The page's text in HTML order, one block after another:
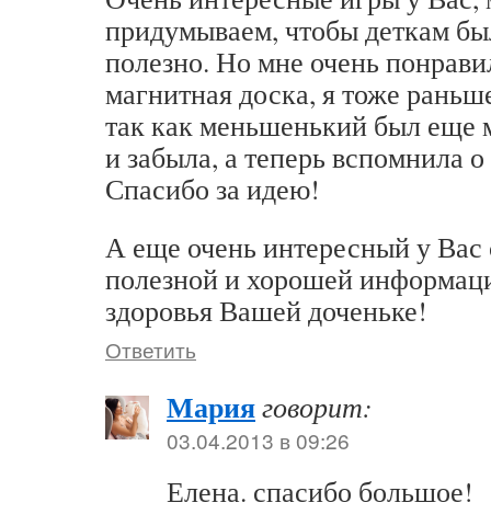
придумываем, чтобы деткам
полезно. Но мне очень
магнитная доска, я тоже
так как меньшенький был еще
и забыла, а теперь вспомнила
Спасибо за идею!
А еще очень интересный у
полезной и хорошей
здоровья Вашей доченьке!
Ответить
Марияговорит:
03.04.2013 в 09:26
Елена. спасибо большое!